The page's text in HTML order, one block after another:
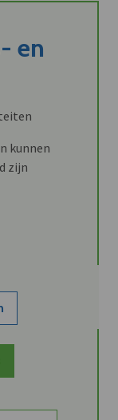
en
kunnen
zijn